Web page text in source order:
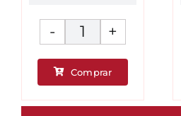
Uva
Roxa
sem
sementes
Comprar